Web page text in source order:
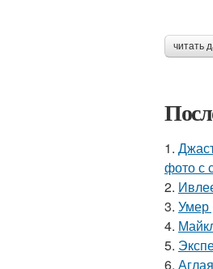
читать
1.
фото с
2.
3. Умер
4.
5.
6.